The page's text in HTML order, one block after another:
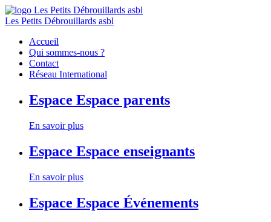
Les Petits Débrouillards asbl
Accueil
Qui sommes-nous ?
Contact
Réseau International
Espace Espace parents
En savoir plus
Espace Espace enseignants
En savoir plus
Espace Espace Événements